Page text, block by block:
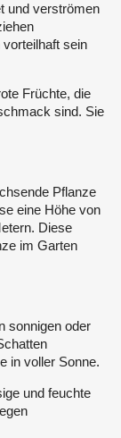
und verströmen
sein
Früchte, die
sind. Sie
Pflanze
eine Höhe von
Diese
im Garten
sonnigen oder
in voller Sonne.
und feuchte